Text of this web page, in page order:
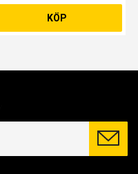
KÖP